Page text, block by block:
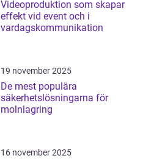
Videoproduktion som skapar
effekt vid event och i
vardagskommunikation
19 november 2025
De mest populära
säkerhetslösningarna för
molnlagring
16 november 2025